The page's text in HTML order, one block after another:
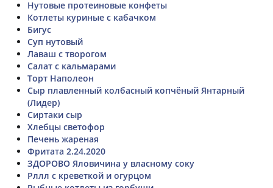
Нутовые протеиновые конфеты
Котлеты куриные с кабачком
Бигус
Суп нутовый
Лаваш с творогом
Салат с кальмарами
Торт Наполеон
Сыр плавленный колбасный копчёный Янтарный
(Лидер)
Сиртаки сыр
Хлебцы светофор
Печень жареная
Фритата 2.24.2020
ЗДОРОВО Яловичина у власному соку
Рллл с креветкой и огурцом